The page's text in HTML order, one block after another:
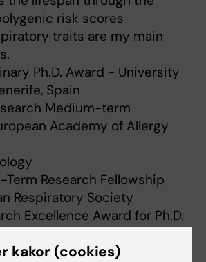
risk scores
traits are my main
Ph.D. Award - University
Spain
Medium-term
Academy of Allergy
Term Research Fellowship
Respiratory Society
Excellence Award for Ph.D.
Institutes - University of La
kakor (cookies)